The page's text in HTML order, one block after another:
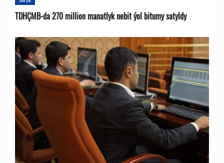
TDHÇMB-da 270 million manatlyk nebit ýol bitumy satyldy